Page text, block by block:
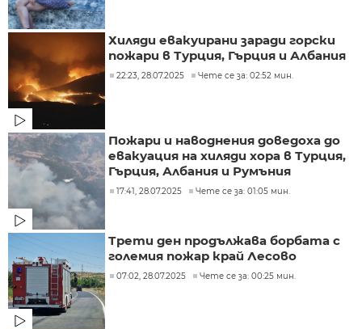
Хиляди евакуирани заради горски
пожари в Турция, Гърция и Албания
22:23, 28.07.2025 Чете се за: 02:52 мин.
Пожари и наводнения доведоха до
евакуация на хиляди хора в Турция,
Гърция, Албания и Румъния
17:41, 28.07.2025 Чете се за: 01:05 мин.
Трети ден продължава борбата с
големия пожар край Лесово
07:02, 28.07.2025 Чете се за: 00:25 мин.